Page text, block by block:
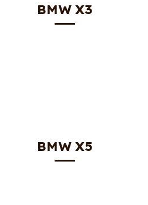
BMW X3
BMW X5